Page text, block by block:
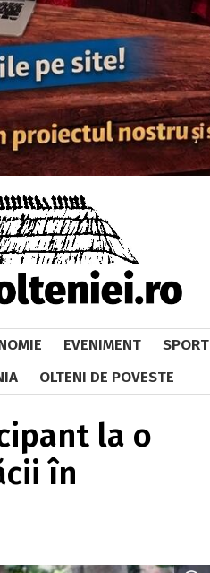
EVENIMENT SPORT
OLTENI DE POVESTE
la o
în